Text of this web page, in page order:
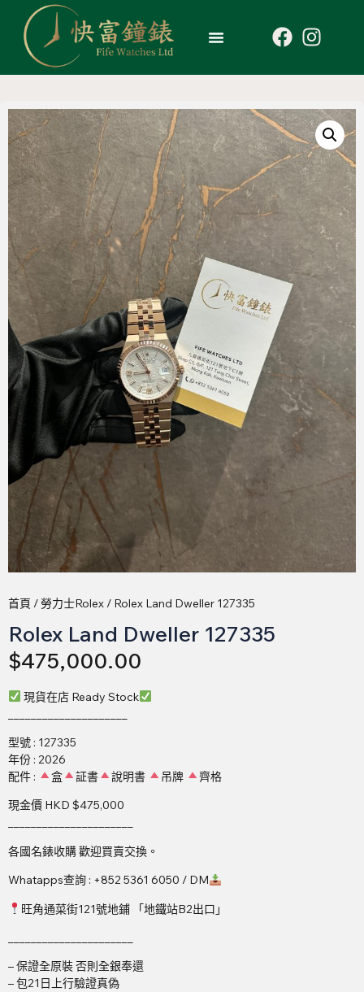
首頁 /勞力士Rolex / Rolex Land Dweller 127335
Rolex Land Dweller 127335
$475,000.00
現貨在店 Ready Stock
型號 : 127335
年份 : 2026
配件 :
盒 証書 說明書 吊牌
齊格
現金價 HKD $475,000
各國名錶收購 歡迎買賣交換。
Whatapps查詢 : +852 5361 6050 / DM
旺角通菜街121號地鋪 「地鐵站B2出口」
– 保證全原裝 否則全銀奉還
– 包21日上行驗證真偽